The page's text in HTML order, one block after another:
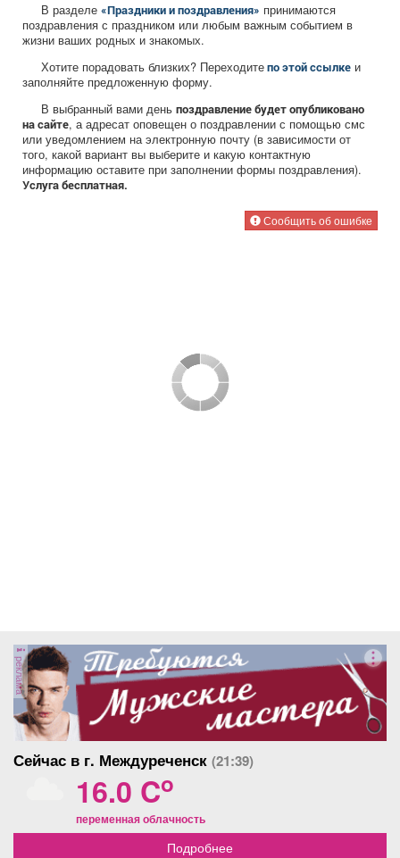
В разделе «Праздники и поздравления» принимаются
поздравления с праздником или любым важным событием в
жизни ваших родных и знакомых.
Хотите порадовать близких? Переходитепо этой ссылке и
заполняйте предложенную форму.
В выбранный вами день поздравление будет опубликовано
на сайте, а адресат оповещен о поздравлении с помощью смс
или уведомлением на электронную почту (в зависимости от
того, какой вариант вы выберите и какую контактную
информацию оставите при заполнении формы поздравления).
Услуга бесплатная.
Сообщить об ошибке
реклама
Сейчас в г. Междуреченск (21:39)
16.0 Co
переменная облачность
Подробнее